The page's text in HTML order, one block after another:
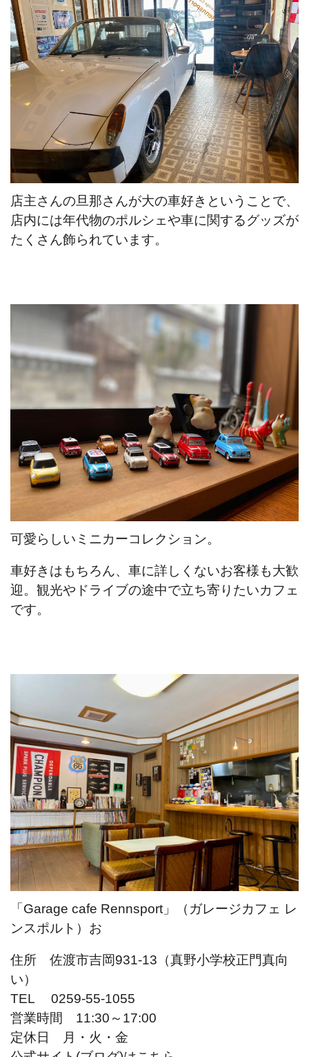
店主さんの旦那さんが大の車好きということで、
店内には年代物のポルシェや車に関するグッズが
たくさん飾られています。
可愛らしいミニカーコレクション。
車好きはもちろん、車に詳しくないお客様も大歓
迎。観光やドライブの途中で立ち寄りたいカフェ
です。
「Garage cafe Rennsport」（ガレージカフェ レ
ンスポルト）お
住所 佐渡市吉岡931-13（真野小学校正門真向
い）
TEL 0259-55-1055
営業時間 11:30～17:00
定休日 月・火・金